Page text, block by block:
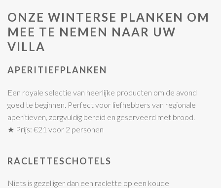
ONZE WINTERSE PLANKEN OM
MEE TE NEMEN NAAR UW
VILLA
APERITIEFPLANKEN
Een royale selectie van heerlijke producten om de avond
goed te beginnen. Perfect voor liefhebbers van regionale
aperitieven, zorgvuldig bereid en geserveerd met brood.
★ Prijs: €21 voor 2 personen
RACLETTESCHOTELS
Niets is gezelliger dan een raclette op een koude